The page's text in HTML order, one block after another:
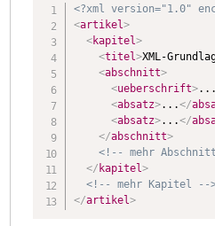
<?xml version="1.0"
<artikel>
<kapitel>
<titel>XML-
<abschnitt>
<ueberschrift>
<absatz>...</
<absatz>...</
</abschnitt>
<!-- mehr
</ kapitel>
<!-- mehr Kapitel --
</artikel>